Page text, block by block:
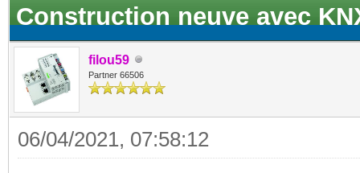
Construction neuve avec
filou59
Partner 66506
06/04/2021, 07:58:12